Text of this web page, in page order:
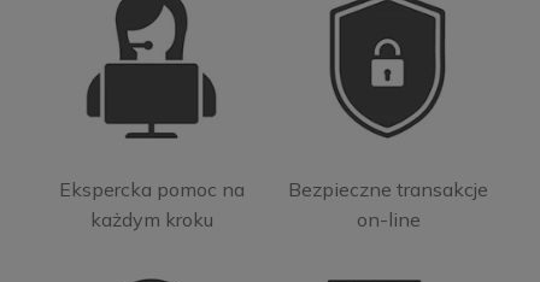
Ekspercka pomoc na
każdym kroku
Bezpieczne transakcje
on-line